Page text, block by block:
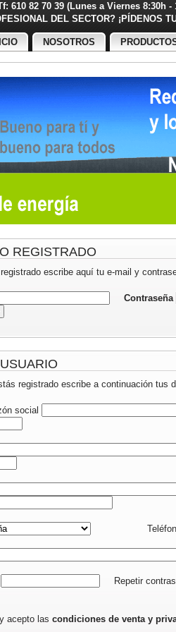
610 82 70 39 (Lunes a Viernes 8:30h
DEL SECTOR?
NOSOTROS
REGISTRADO
escribe aquí tu e-mail y
Contraseña
registrado escribe a continuación tus
social
Repetir
acepto las condiciones de venta y